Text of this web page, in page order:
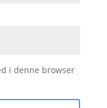
i denne browser